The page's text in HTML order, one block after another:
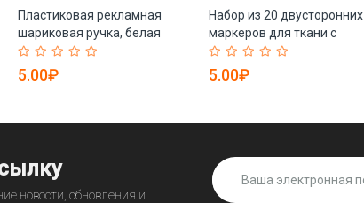
Пластиковая рекламная
шариковая ручка, белая
ручка для подарков,
оптовая продажа (арт.
5.00₽
Набор из 20 двусторонних
маркеров для ткани с
несмываемой краской,
текстильный маркер (арт.
5.00₽
новости, обновления и